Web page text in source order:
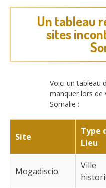
Un tableau
sites
Voici un tableau
manquer lors de
Somalie :
Site
Type
Lieu
Mogadiscio
Ville